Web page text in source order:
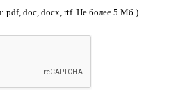
pdf, doc, docx, rtf. Не более 5 Мб.)